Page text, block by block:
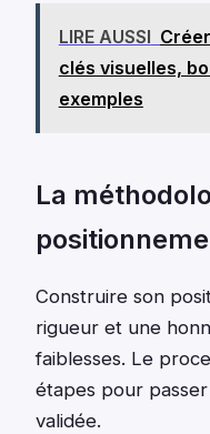
LIRE AUSSI
clés visuelles,
exemples
La
Construire son
rigueur et une
faiblesses. Le
étapes pour
validée.